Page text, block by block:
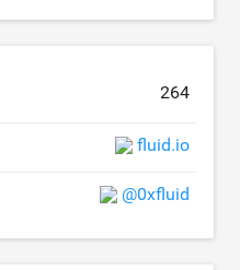
264
fluid.io
@0xfluid